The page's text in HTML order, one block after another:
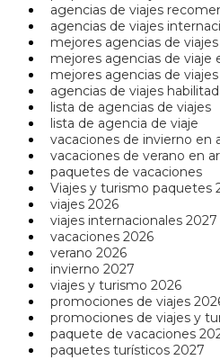
agencias de viajes
agencias de viajes
mejores agencias de viajes
mejores agencias de viaje
mejores agencias de
agencias de viajes
lista de agencias de viajes
lista de agencia de viaje
vacaciones de invierno en
vacaciones de verano en
paquetes de vacaciones
Viajes y turismo paquetes
viajes 2026
viajes internacionales 2027
vacaciones 2026
verano 2026
invierno 2027
viajes y turismo 2026
promociones de viajes
promociones de viajes y
paquete de vacaciones
paquetes turísticos 2027